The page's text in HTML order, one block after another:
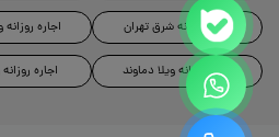
اجاره روزانه شرق تهران
اجاره روزانه ویلا دماوند
اجاره روزانه
اجاره